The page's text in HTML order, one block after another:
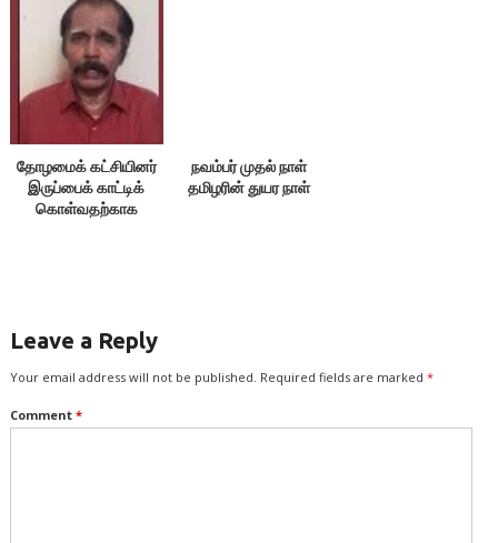
தோழமைக் கட்சியினர்
இருப்பைக் காட்டிக்
கொள்வதற்காக
நவம்பர் முதல் நாள்
தமிழரின் துயர நாள்
Leave a Reply
Your email address will not be published. Required fields are marked *
Comment *